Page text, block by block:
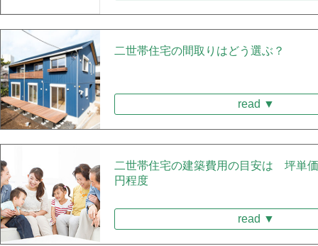
二世帯住宅の間取りはどう選ぶ？
read ▼
二世帯住宅の建築費用の目安は 坪単
円程度
read ▼